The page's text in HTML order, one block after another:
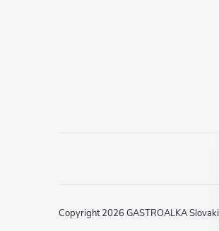
Copyright 2026 GASTROALKA